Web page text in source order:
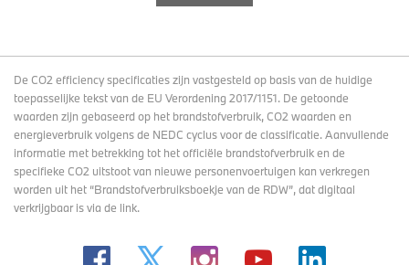
De CO2 efficiency specificaties zijn vastgesteld op basis van de huidige
toepasselijke tekst van de EU Verordening 2017/1151. De getoonde
waarden zijn gebaseerd op het brandstofverbruik, CO2 waarden en
energieverbruik volgens de NEDC cyclus voor de classificatie. Aanvullende
informatie met betrekking tot het officiële brandstofverbruik en de
specifieke CO2 uitstoot van nieuwe personenvoertuigen kan verkregen
worden uit het “Brandstofverbruiksboekje van de RDW”, dat digitaal
verkrijgbaaris via de link.